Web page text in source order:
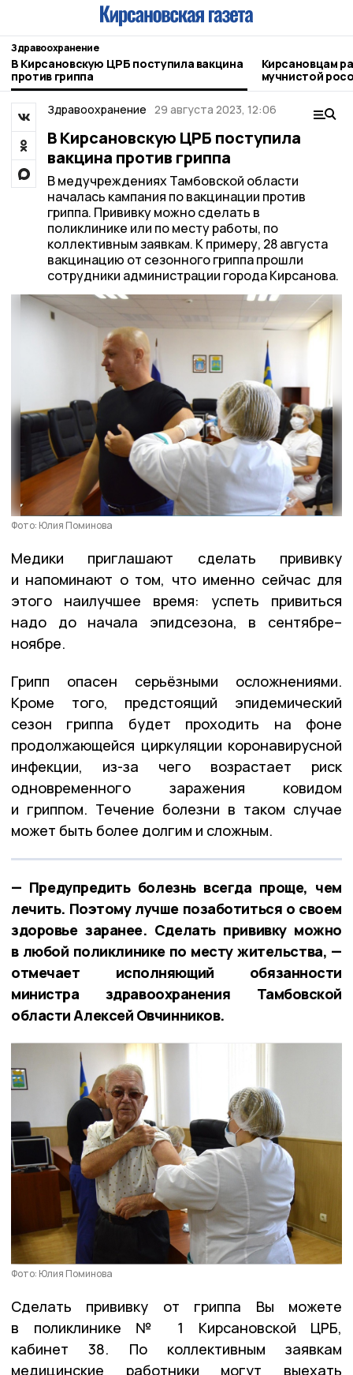
Здравоохранение
В Кирсановскую ЦРБ поступила вакцина
против гриппа
Кирсановцам
мучнистой
Здравоохранение 29 августа 2023, 12:06
В Кирсановскую ЦРБ поступила
вакцина против гриппа
В медучреждениях Тамбовской области
началась кампания по вакцинации против
гриппа. Прививку можно сделать в
поликлинике или по месту работы, по
коллективным заявкам. К примеру, 28 августа
вакцинацию от сезонного гриппа прошли
сотрудники администрации города Кирсанова.
Фото: Юлия Поминова
Медики приглашают сделать прививку
и напоминают о том, что именно сейчас для
этого наилучшее время: успеть привиться
надо до начала эпидсезона, в сентябре–
ноябре.
Грипп опасен серьёзными осложнениями.
Кроме того, предстоящий эпидемический
сезон гриппа будет проходить на фоне
продолжающейся циркуляции коронавирусной
инфекции, из-за чего возрастает риск
одновременного заражения ковидом
и гриппом. Течение болезни в таком случае
может быть более долгим и сложным.
— Предупредить болезнь всегда проще, чем
лечить. Поэтому лучше позаботиться о своем
здоровье заранее. Сделать прививку можно
в любой поликлинике по месту жительства, —
отмечает исполняющий обязанности
министра здравоохранения Тамбовской
области Алексей Овчинников.
Фото: Юлия Поминова
Сделать прививку от гриппа Вы можете
в поликлинике № 1 Кирсановской ЦРБ,
кабинет 38. По коллективным заявкам
медицинские работники могут выехать